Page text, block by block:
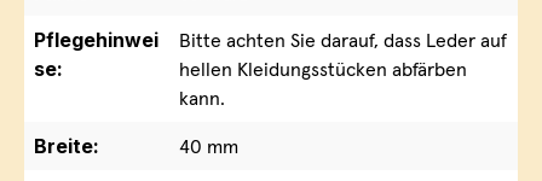
Pflegehinwei
se:
Bitte achten Sie darauf, dass Leder auf
hellen Kleidungsstücken abfärben
kann.
Breite:
40 mm